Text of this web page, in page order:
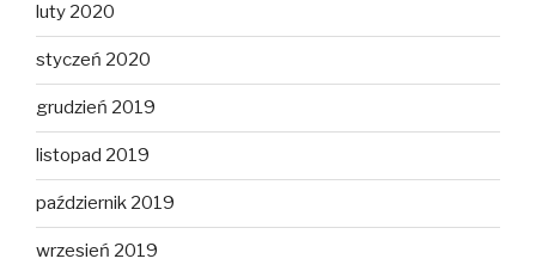
luty 2020
styczeń 2020
grudzień 2019
listopad 2019
październik 2019
wrzesień 2019